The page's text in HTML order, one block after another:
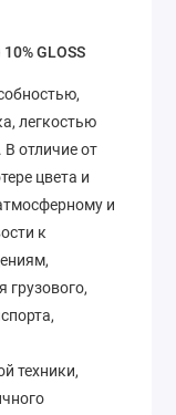
GLOSS
легкостью
отличие от
цвета и
и
к
грузового,
техники,